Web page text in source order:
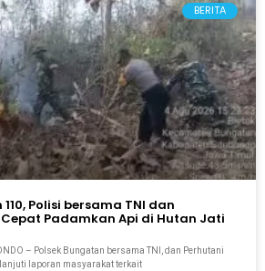
BERITA
Polisi bersama TNI dan
Padamkan Api di Hutan Jati
– Polsek Bungatan bersama TNI, dan Perhutani
laporan masyarakat terkait